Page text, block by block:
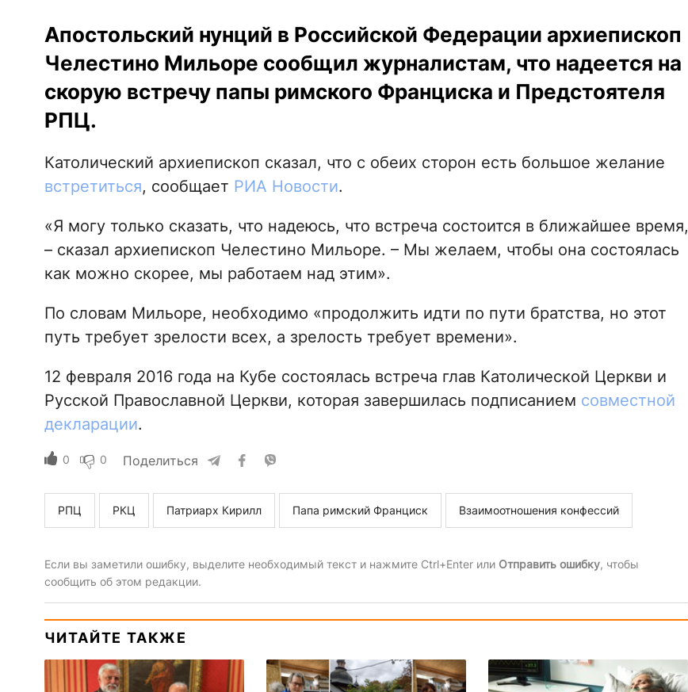
Апостольский нунций в Российской Федерации архиепископ
Челестино Мильоре сообщил журналистам, что надеется на
скорую встречу папы римского Франциска и Предстоятеля
РПЦ.
Католический архиепископ сказал, что с обеих сторон есть большое желание
встретиться, сообщает РИА Новости.
«Я могу только сказать, что надеюсь, что встреча состоится в ближайшее время,
– сказал архиепископ Челестино Мильоре. – Мы желаем, чтобы она состоялась
как можно скорее, мы работаем над этим».
По словам Мильоре, необходимо «продолжить идти по пути братства, но этот
путь требует зрелости всех, а зрелость требует времени».
12 февраля 2016 года на Кубе состоялась встреча глав Католической Церкви и
Русской Православной Церкви, которая завершилась подписанием совместной
декларации.
0 0 Поделиться
РПЦ РКЦ Патриарх Кирилл Папа римский Франциск Взаимоотношения конфессий
Если вы заметили ошибку, выделите необходимый текст и нажмите Ctrl+Enter или Отправить ошибку, чтобы
сообщить об этом редакции.
ЧИТАЙТЕ ТАКЖЕ